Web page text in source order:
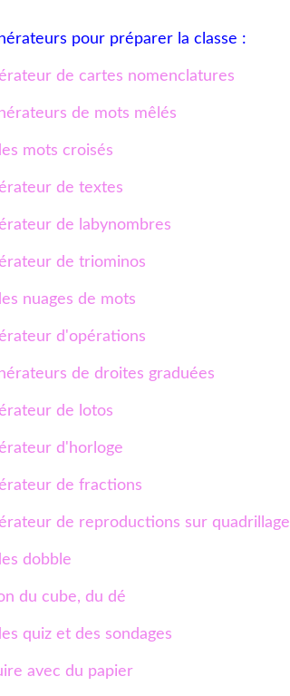
pour préparer la classe :
de cartes nomenclatures
de mots mêlés
mots croisés
de textes
de labynombres
de triominos
nuages de mots
d'opérations
de droites graduées
de lotos
d'horloge
de fractions
de reproductions sur quadrillage
dobble
du cube, du dé
quiz et des sondages
avec du papier